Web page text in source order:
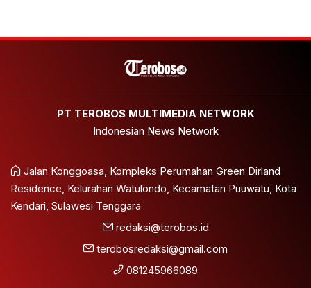
PT TEROBOS MULTIMEDIA NETWORK
Indonesian News Network
Jalan Konggoasa, Kompleks Perumahan Green Dirland
Residence, Kelurahan Watulondo, Kecamatan Puuwatu, Kota
Kendari, Sulawesi Tenggara
redaksi@terobos.id
terobosredaksi@gmail.com
081245966089